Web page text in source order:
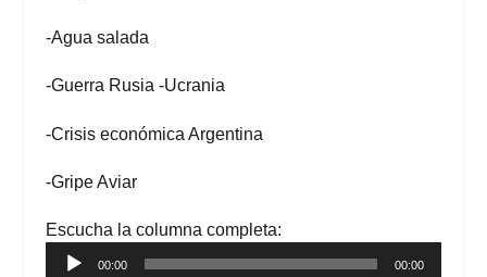
-Agua salada
-Guerra Rusia -Ucrania
-Crisis económica Argentina
-Gripe Aviar
Escucha la columna completa:
Reproductor
00:00 00:00